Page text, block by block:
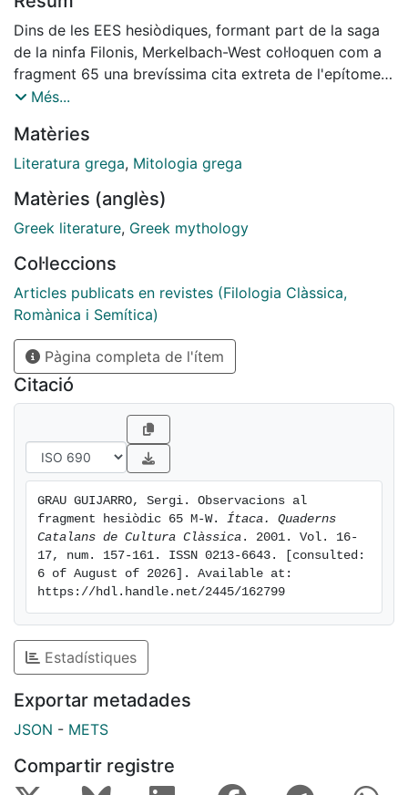
Dins de les EES hesiòdiques, formant part de la saga
de la ninfa Filonis, Merkelbach-West col·loquen com a
fragment 65 una brevíssima cita extreta de l'epítome a
les Ethica d'Esteve de Bizanci...
Més...
Matèries
Literatura grega, Mitologia grega
Matèries (anglès)
Greek literature, Greek mythology
Col·leccions
Articles publicats en revistes (Filologia Clàssica,
Romànica i Semítica)
Pàgina completa de l'ítem
Citació
GRAU GUIJARRO, Sergi. Observacions al
fragment hesiòdic 65 M-W. Ítaca. Quaderns
Catalans de Cultura Clàssica . 2001. Vol. 16-
17, num. 157-161. ISSN 0213-6643. [consulted:
6 of August of 2026]. Available at:
https://hdl.handle.net/2445/162799
Estadístiques
Exportar metadades
JSON - METS
Compartir registre